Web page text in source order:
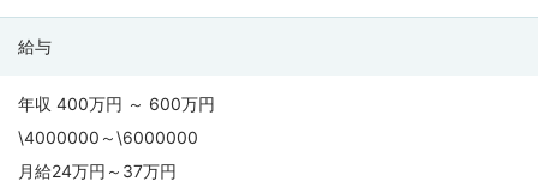
給与
年収 400万円 ～ 600万円
\4000000～\6000000
月給24万円～37万円